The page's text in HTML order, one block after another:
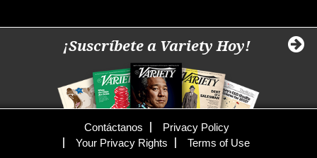
¡Suscríbete a Variety Hoy!
Contáctanos
Privacy Policy
Your Privacy Rights
Terms of Use